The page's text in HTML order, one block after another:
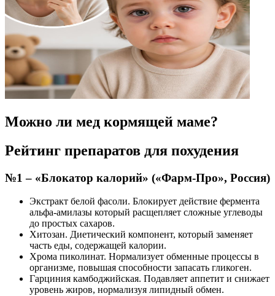
Можно ли мед кормящей маме?
Рейтинг препаратов для похудения
№1 – «Блокатор калорий» («Фарм-Про», Россия)
Экстракт белой фасоли. Блокирует действие фермента
альфа-амилазы который расщепляет сложные углеводы
до простых сахаров.
Хитозан. Диетический компонент, который заменяет
часть еды, содержащей калории.
Хрома пиколинат. Нормализует обменные процессы в
организме, повышая способности запасать гликоген.
Гарциния камбоджийская. Подавляет аппетит и снижает
уровень жиров, нормализуя липидный обмен.